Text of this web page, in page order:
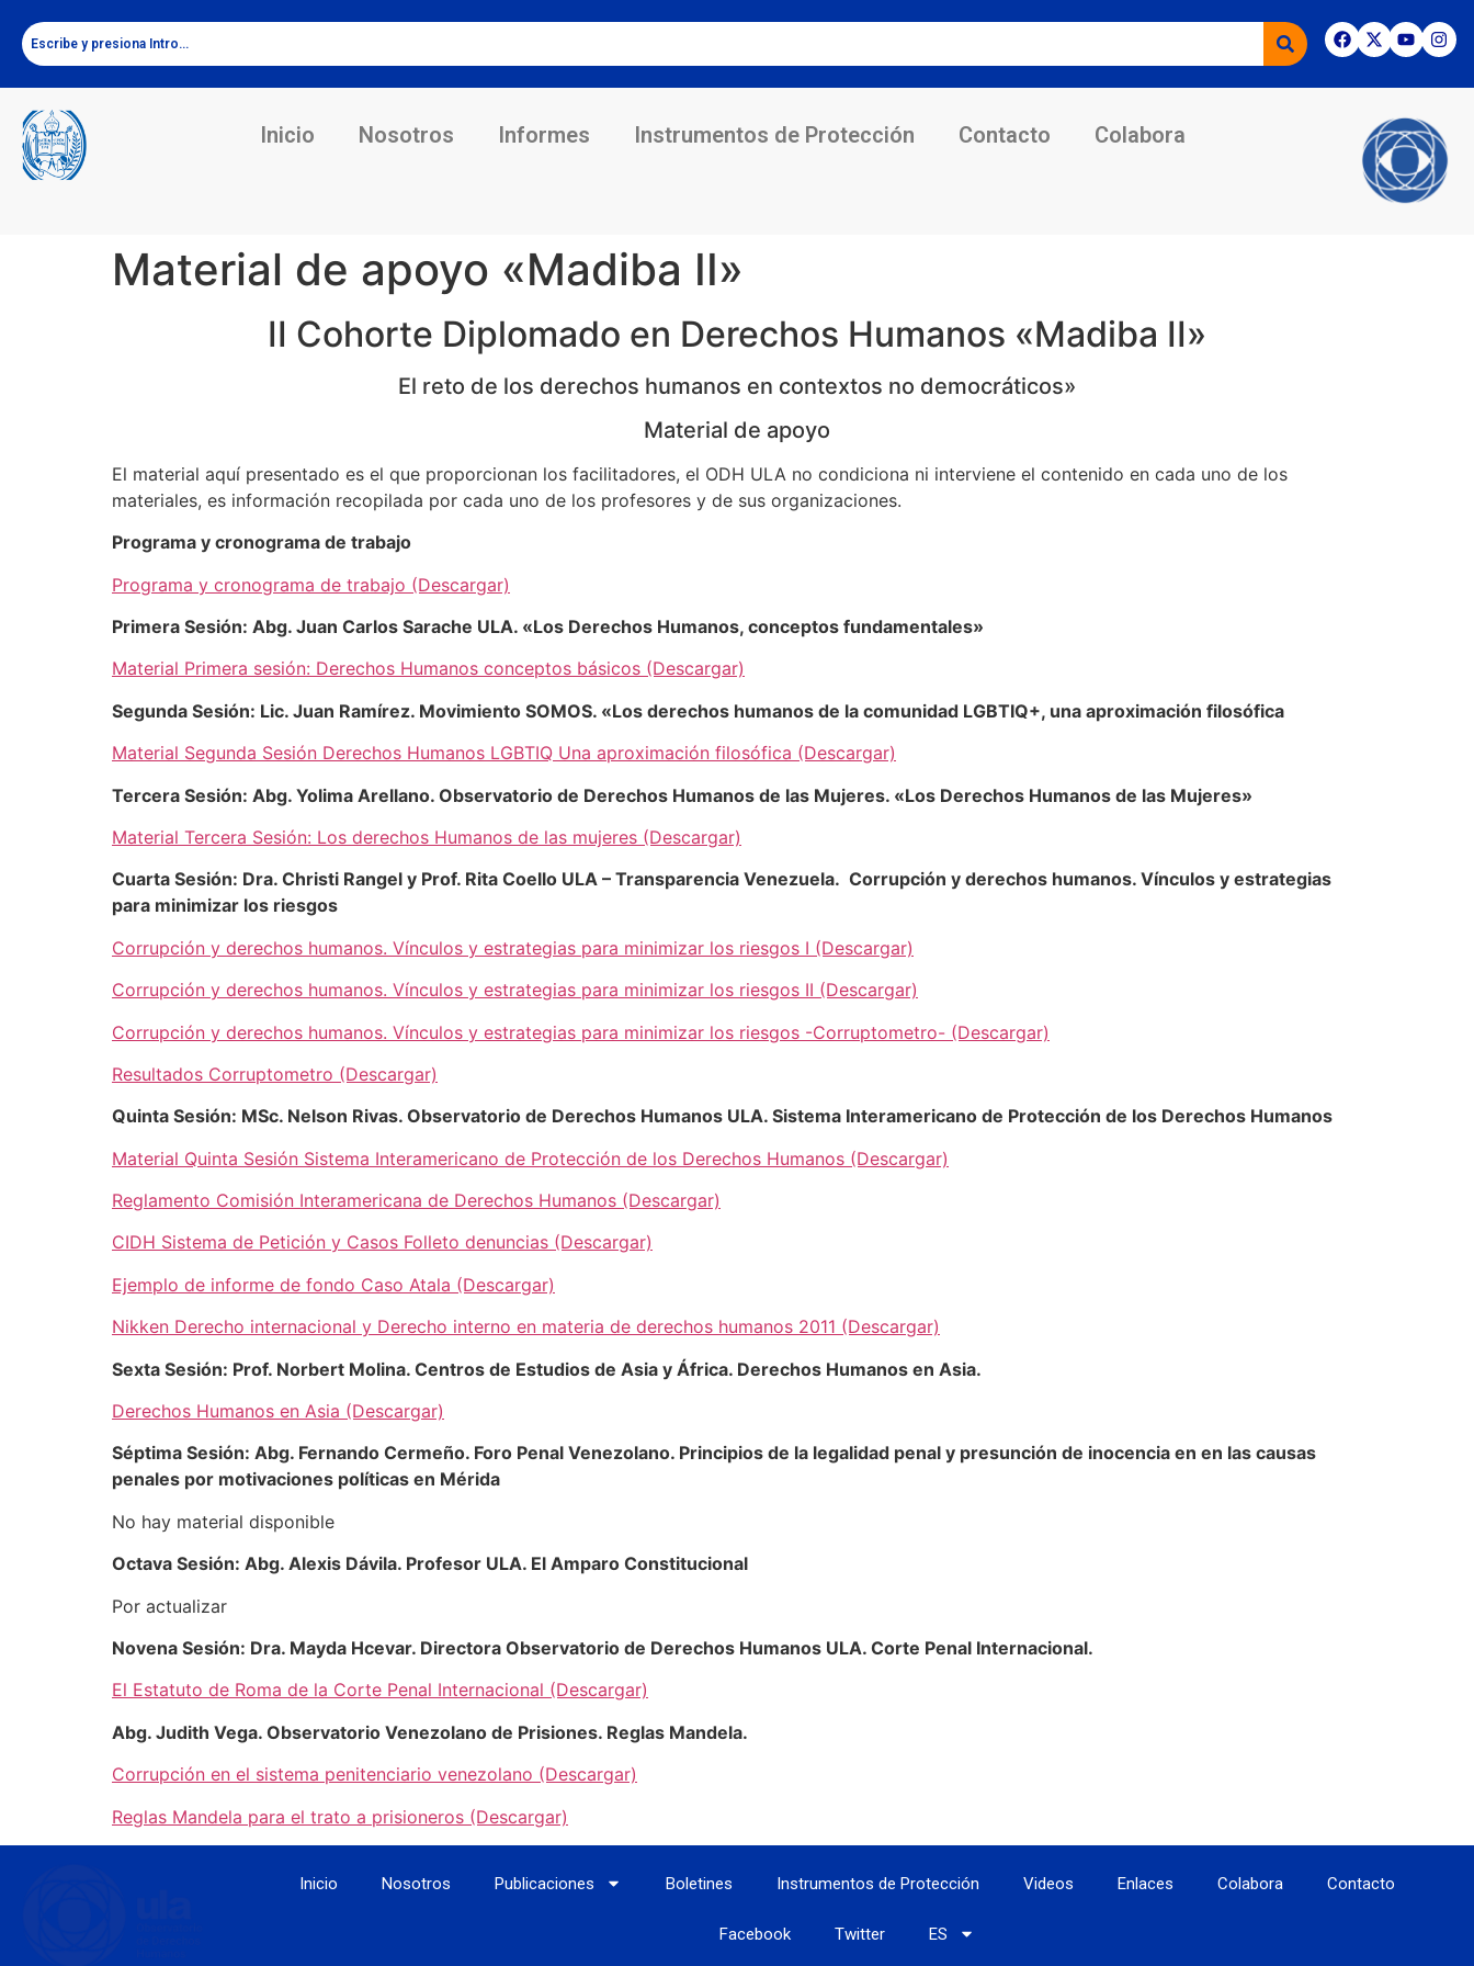
Inicio Nosotros Informes Instrumentos de Protección Contacto Colabora
Material de apoyo «Madiba II»
II Cohorte Diplomado en Derechos Humanos «Madiba II»
El reto de los derechos humanos en contextos no democráticos»
Material de apoyo
El material aquí presentado es el que proporcionan los facilitadores, el ODH ULA no condiciona ni interviene el contenido en cada uno de los
materiales, es información recopilada por cada uno de los profesores y de sus organizaciones.
Programa y cronograma de trabajo
Programa y cronograma de trabajo (Descargar)
Primera Sesión: Abg. Juan Carlos Sarache ULA. «Los Derechos Humanos, conceptos fundamentales»
Material Primera sesión: Derechos Humanos conceptos básicos (Descargar)
Segunda Sesión: Lic. Juan Ramírez. Movimiento SOMOS. «Los derechos humanos de la comunidad LGBTIQ+, una aproximación filosófica
Material Segunda Sesión Derechos Humanos LGBTIQ Una aproximación filosófica (Descargar)
Tercera Sesión: Abg. Yolima Arellano. Observatorio de Derechos Humanos de las Mujeres. «Los Derechos Humanos de las Mujeres»
Material Tercera Sesión: Los derechos Humanos de las mujeres (Descargar)
Cuarta Sesión: Dra. Christi Rangel y Prof. Rita Coello ULA – Transparencia Venezuela. Corrupción y derechos humanos. Vínculos y estrategias
para minimizar los riesgos
Corrupción y derechos humanos. Vínculos y estrategias para minimizar los riesgos I (Descargar)
Corrupción y derechos humanos. Vínculos y estrategias para minimizar los riesgos II (Descargar)
Corrupción y derechos humanos. Vínculos y estrategias para minimizar los riesgos -Corruptometro- (Descargar)
Resultados Corruptometro (Descargar)
Quinta Sesión: MSc. Nelson Rivas. Observatorio de Derechos Humanos ULA. Sistema Interamericano de Protección de los Derechos Humanos
Material Quinta Sesión Sistema Interamericano de Protección de los Derechos Humanos (Descargar)
Reglamento Comisión Interamericana de Derechos Humanos (Descargar)
CIDH Sistema de Petición y Casos Folleto denuncias (Descargar)
Ejemplo de informe de fondo Caso Atala (Descargar)
Nikken Derecho internacional y Derecho interno en materia de derechos humanos 2011 (Descargar)
Sexta Sesión: Prof. Norbert Molina. Centros de Estudios de Asia y África. Derechos Humanos en Asia.
Derechos Humanos en Asia (Descargar)
Séptima Sesión: Abg. Fernando Cermeño. Foro Penal Venezolano. Principios de la legalidad penal y presunción de inocencia en en las causas
penales por motivaciones políticas en Mérida
No hay material disponible
Octava Sesión: Abg. Alexis Dávila. Profesor ULA. El Amparo Constitucional
Por actualizar
Novena Sesión: Dra. Mayda Hcevar. Directora Observatorio de Derechos Humanos ULA. Corte Penal Internacional.
El Estatuto de Roma de la Corte Penal Internacional (Descargar)
Abg. Judith Vega. Observatorio Venezolano de Prisiones. Reglas Mandela.
Corrupción en el sistema penitenciario venezolano (Descargar)
Reglas Mandela para el trato a prisioneros (Descargar)
Inicio Nosotros Publicaciones Boletines Instrumentos de Protección Videos Enlaces Colabora Contacto
Facebook Twitter ES